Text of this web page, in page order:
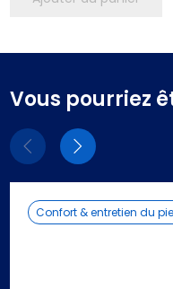
Vous pourriez
ElémentsEléments
Confort & entretien du